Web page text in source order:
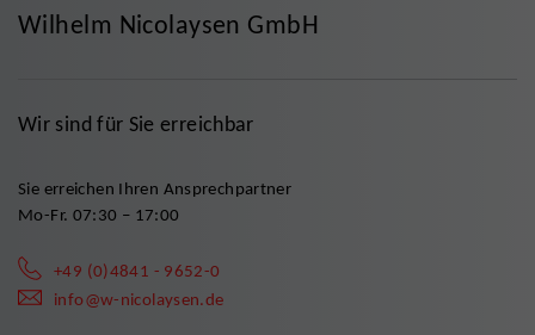
Wilhelm Nicolaysen GmbH
Wir sind für Sie erreichbar
Sie erreichen Ihren Ansprechpartner
Mo-Fr. 07:30 – 17:00
+49 (0)4841 - 9652-0
info@w-nicolaysen.de